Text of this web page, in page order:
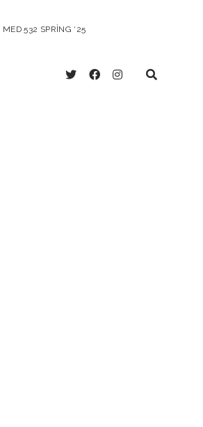
MED 532 SPRING ‘25
twitterfacebook
instagram